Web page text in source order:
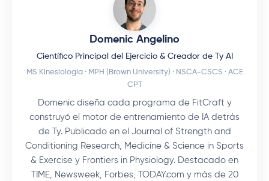
Domenic Angelino
Científico Principal del Ejercicio & Creador de Ty AI
MS Kinesiología · MPH (Brown University) · NSCA-CSCS · ACE
CPT
Domenic diseña cada programa de FitCraft y
construyó el motor de entrenamiento de IA detrás
de Ty. Publicado en el Journal of Strength and
Conditioning Research, Medicine & Science in Sports
& Exercise y Frontiers in Physiology. Destacado en
TIME, Newsweek, Forbes, TODAY.com y más de 20